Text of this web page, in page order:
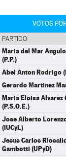
VOTOS
PARTIDO
Maria del Mar
(P.P.)
Abel Anton Rodrigo
Gerardo Martinez
Maria Eloisa Alvarez
(P.S.O.E.)
Jose Alberto
(IUCyL)
Jesus Carlos
Gambotti (UPyD)